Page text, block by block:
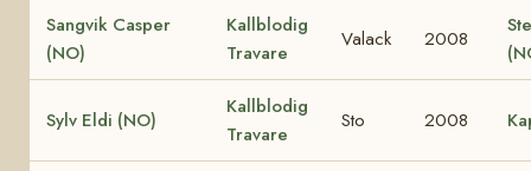
Sangvik Casper
(NO)
Kallblodig
Travare
Valack 2008
Sylv Eldi (NO)
Kallblodig
Travare
Sto 2008